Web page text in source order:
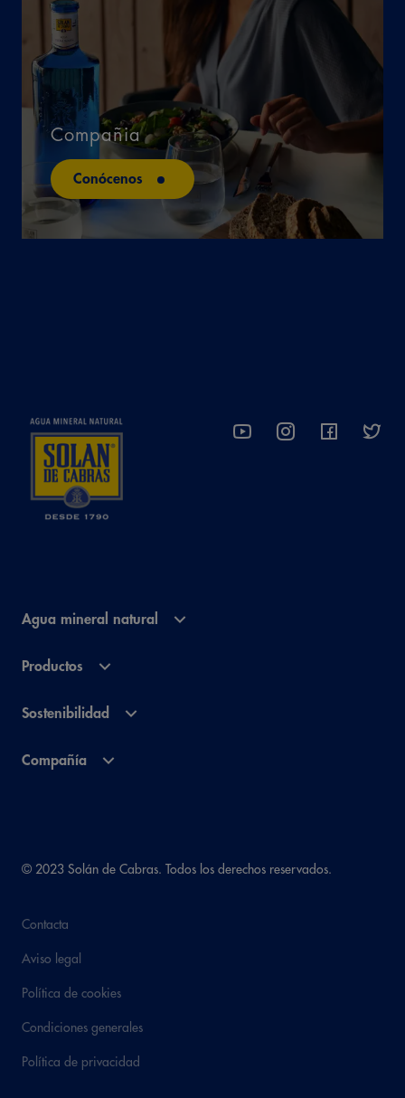
Compañia
Conócenos
Agua mineral natural
Productos
Sostenibilidad
Compañía
© 2023 Solán de Cabras. Todos los derechos reservados.
Contacta
Aviso legal
Política de cookies
Condiciones generales
Política de privacidad